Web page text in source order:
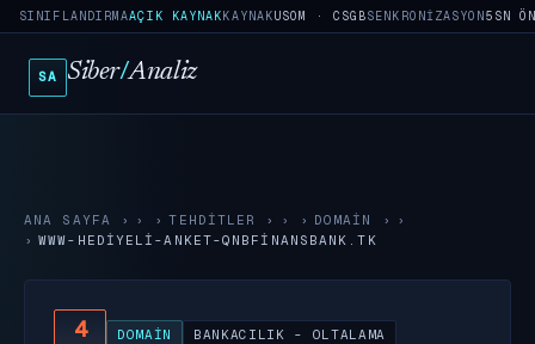
SINIFLANDIRMAAÇIK KAYNAKKAYNAKUSOM · CSGBSENKRONIZASYON5SN
SA Siber/Analiz
ANA SAYFA › TEHDITLER › DOMAIN
›
WWW-HEDIYELI-ANKET-QNBFINANSBANK.TK
4 DOMAIN BANKACILIK - OLTALAMA